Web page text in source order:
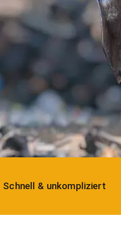
Schnell & unkompliziert